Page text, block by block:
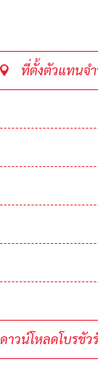
ที่ตั้งตัวแทนจ
ดาวน์โหลดโบรชั